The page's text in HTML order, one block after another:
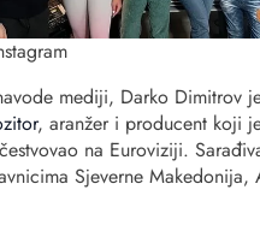
mediji, Darko Dimitrov
, aranžer i producent koji
na Euroviziji.
Sjeverne Makedonija,